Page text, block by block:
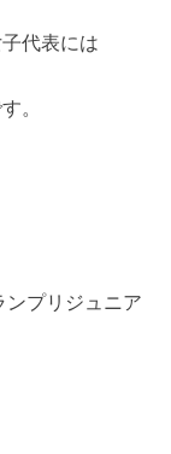
代表には
。
ンプリジュニア